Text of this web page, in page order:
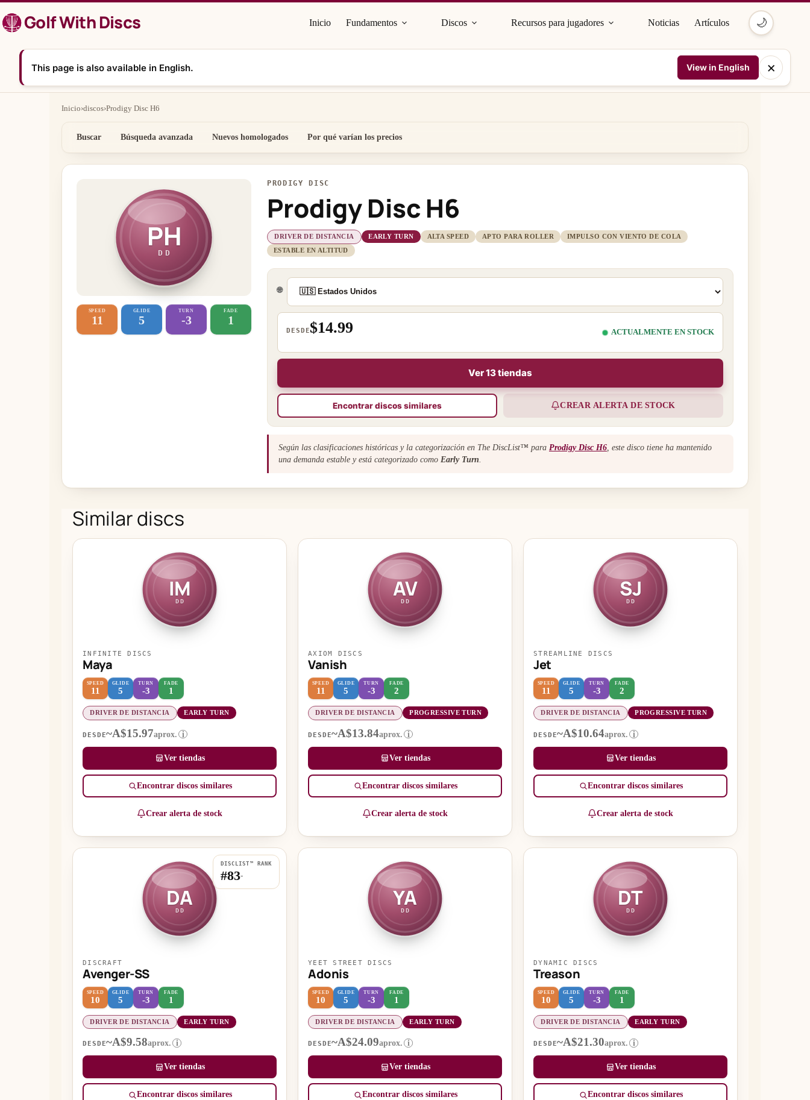
al
contenidoGolf With Discs Inicio Fundamentos Discos Recursos para jugadores Noticias Artículos 🌙
This page is also available in English. View in English ×
Inicio›discos›Prodigy Disc H6
Buscar Búsqueda avanzada Nuevos homologados Por qué varían los precios
PH
DD
SPEED
11
GLIDE
5
TURN
-3
FADE
1
PRODIGY DISC
Prodigy Disc H6
DRIVER DE DISTANCIA EARLY TURN ALTA SPEED APTO PARA ROLLER
IMPULSO CON VIENTO DE COLA
ESTABLE EN ALTITUD
🌐
DESDE$14.99 ACTUALMENTE EN STOCK
Ver 13 tiendas
Encontrar discos similares CREAR ALERTA DE STOCK
Según las clasificaciones históricas y la categorización en The DiscList™ para Prodigy Disc H6 , este disco tiene ha mantenido
una demanda estable y está categorizado como Early Turn
Similar discs
IM
DD
INFINITE DISCS
Maya
SPEED
11
GLIDE
5
TURN
-3
FADE
1
DRIVER DE DISTANCIA EARLY TURN
DESDE~A$15.97aprox. i
Ver tiendas
Encontrar discos similares
Crear alerta de stock
AV
DD
AXIOM DISCS
Vanish
SPEED
11
GLIDE
5
TURN
-3
FADE
2
DRIVER DE DISTANCIA PROGRESSIVE TURN
DESDE~A$13.84aprox. i
Ver tiendas
Encontrar discos similares
Crear alerta de stock
SJ
DD
STREAMLINE DISCS
Jet
SPEED
11
GLIDE
5
TURN
-3
FADE
2
DRIVER DE DISTANCIA PROGRESSIVE TURN
DESDE~A$10.64aprox. i
Ver tiendas
Encontrar discos similares
Crear alerta de stock
DA
DD
DISCLIST™ RANK
#83-
DISCRAFT
Avenger-SS
SPEED
10
GLIDE
5
TURN
-3
FADE
1
DRIVER DE DISTANCIA EARLY TURN
DESDE~A$9.58aprox. i
Ver tiendas
Encontrar discos similares
YA
DD
YEET STREET DISCS
Adonis
SPEED
10
GLIDE
5
TURN
-3
FADE
1
DRIVER DE DISTANCIA EARLY TURN
DESDE~A$24.09aprox. i
Ver tiendas
Encontrar discos similares
DT
DD
DYNAMIC DISCS
Treason
SPEED
10
GLIDE
5
TURN
-3
FADE
1
DRIVER DE DISTANCIA EARLY TURN
DESDE~A$21.30aprox. i
Ver tiendas
Encontrar discos similares